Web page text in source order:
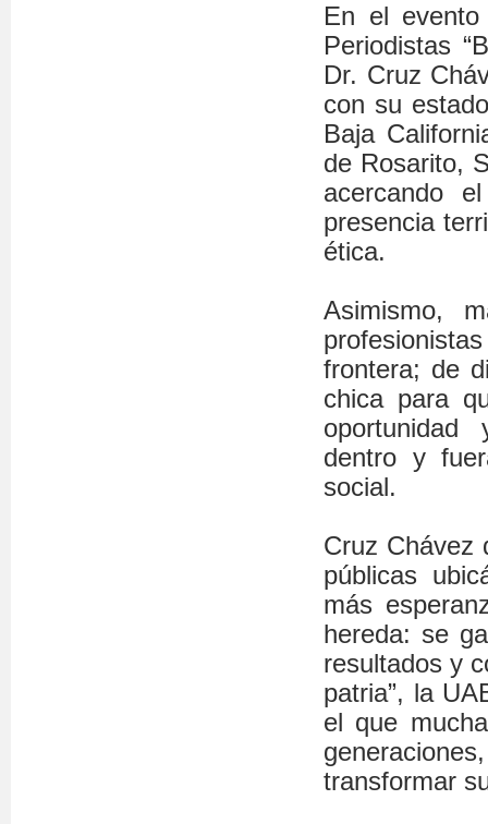
En el
Periodistas
Dr. Cruz
con su
Baja
de Rosarito,
acercando
presencia
ética.
Asimismo,
frontera; de
chica para
oportunidad
dentro y
social.
Cruz Chávez
públicas
más
hereda: se
resultados y
patria”, la
el que
transformar